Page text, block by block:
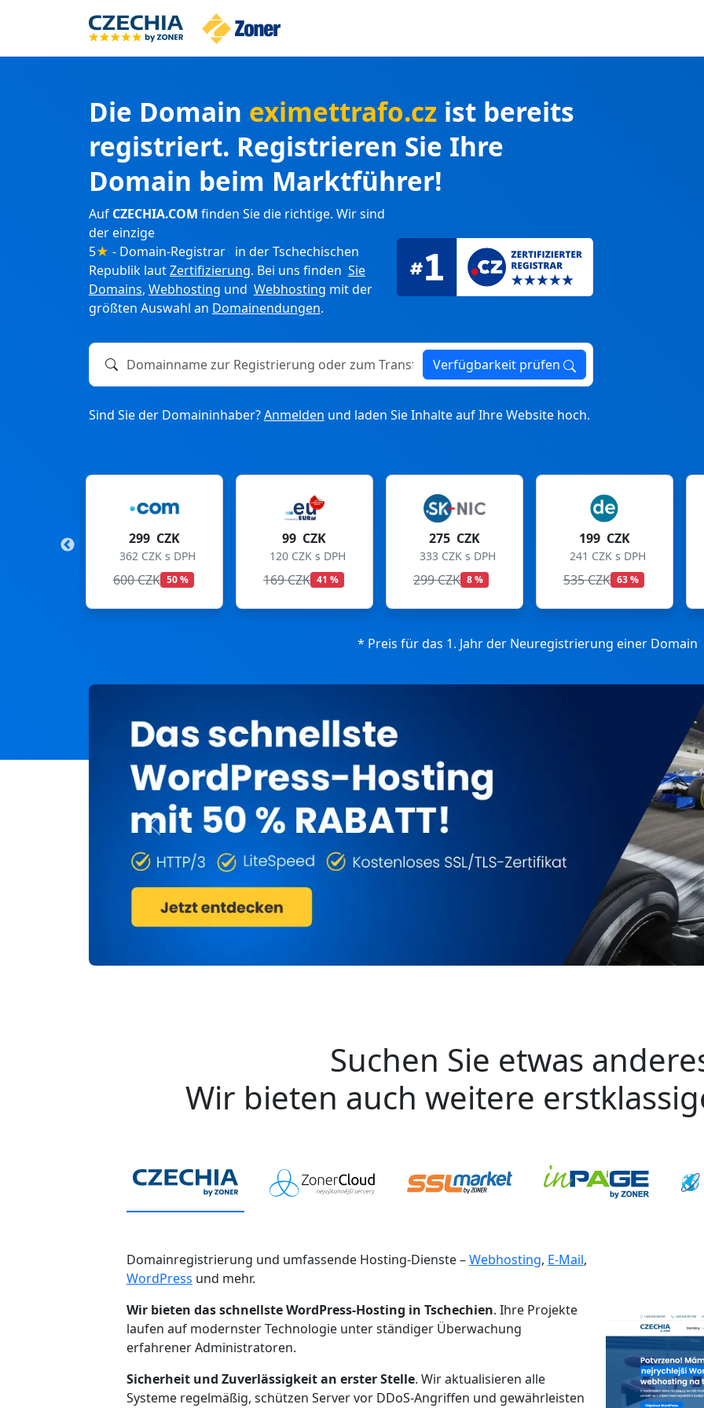
Die Domain eximettrafo.cz ist bereits
registriert. Registrieren Sie Ihre
Domain beim Marktführer!
Auf CZECHIA.COM finden Sie die richtige. Wir sind
der einzige
5★ - Domain-Registrar in der Tschechischen
Republik lautZertifizierung. Bei uns finden Sie
Domains, Webhosting und Webhosting mit der
größten Auswahl an Domainendungen.
Domainname zur Registrierung oder zum Transfer Verfügbarkeit prüfen
Sind Sie der Domaininhaber?Anmelden und laden Sie Inhalte auf Ihre Website hoch.
99 CZK
120 CZK s DPH
169 CZK 41 %
275 CZK
333 CZK s DPH
299 CZK 8 %
199 CZK
241 CZK s DPH
535 CZK 63 %
199 CZK
241 CZK s DPH
699 CZK 72 %
* Preis für das 1. Jahr der Neuregistrierung einer Domain
Previous
Suchen Sie etwas
Wir bieten auch weitere
Domainregistrierung und umfassende Hosting-Dienste –Webhosting, E-Mail,
WordPress und mehr.
Wir bieten das schnellste WordPress-Hosting in Tschechien. Ihre Projekte
laufen auf modernster Technologie unter ständiger Überwachung
erfahrener Administratoren.
Sicherheit und Zuverlässigkeit an erster Stelle. Wir aktualisieren alle
Systeme regelmäßig, schützen Server vor DDoS-Angriffen und gewährleisten